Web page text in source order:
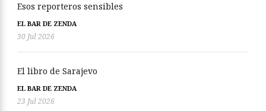
Esos reporteros sensibles
EL BAR DE ZENDA
30 Jul 2026
El libro de Sarajevo
EL BAR DE ZENDA
23 Jul 2026